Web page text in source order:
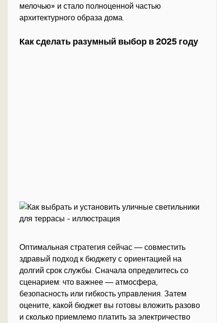
мелочью» и стало полноценной частью
архитектурного образа дома.
Как сделать разумный выбор в 2025 году
Оптимальная стратегия сейчас — совместить
здравый подход к бюджету с ориентацией на
долгий срок службы. Сначала определитесь со
сценарием: что важнее — атмосфера,
безопасность или гибкость управления. Затем
оцените, какой бюджет вы готовы вложить разово
и сколько приемлемо платить за электричество